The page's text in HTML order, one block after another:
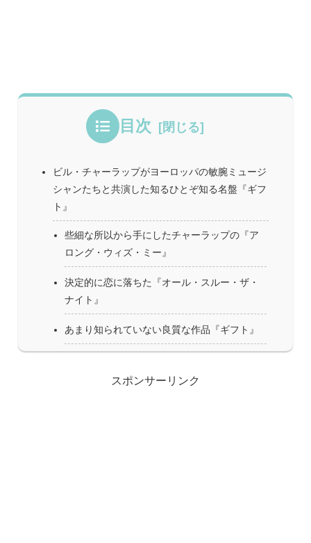
目次
ビル・チャーラップがヨーロッパの敏腕ミュージ
シャンたちと共演した知るひとぞ知る名盤『ギフ
ト』
些細な所以から手にしたチャーラップの『ア
ロング・ウィズ・ミー』
決定的に恋に落ちた『オール・スルー・ザ・
ナイト』
あまり知られていない良質な作品『ギフト』
スポンサーリンク